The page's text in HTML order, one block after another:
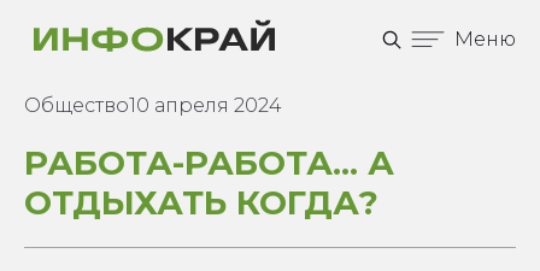
Меню
Общество10 апреля 2024
РАБОТА-РАБОТА... А
ОТДЫХАТЬ КОГДА?